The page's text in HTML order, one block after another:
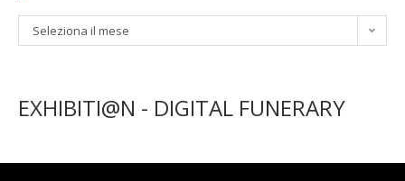
Archivi
Seleziona il mese
EXHIBITI@N - DIGITAL FUNERARY